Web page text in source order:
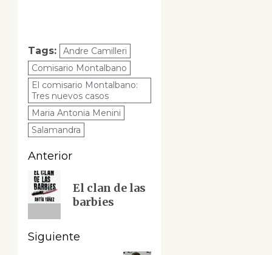
Tags:
Andre Camilleri
Comisario Montalbano
El comisario Montalbano:
Tres nuevos casos
Maria Antonia Menini
Salamandra
Navegación
de
entradas
Anterior
Entrada
anterior:
El clan de las
barbies
Siguiente